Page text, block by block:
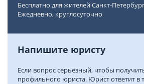
Бесплатно для жителей Санкт-
Ежедневно, круглосуточно
Напишите юристу
Если вопрос серьёзный, чтобы
профильного юриста. Юрист ответит в